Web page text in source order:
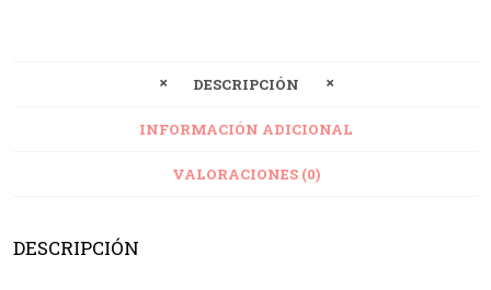
DESCRIPCIÓN
INFORMACIÓN ADICIONAL
VALORACIONES (0)
DESCRIPCIÓN